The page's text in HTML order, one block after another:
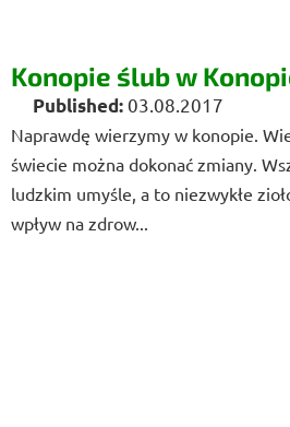
Konopie ślub w
03.08.2017
Naprawdę wierzymy w konopie.
świecie można dokonać zmiany.
ludzkim umyśle, a to niezwykłe
wpływ na zdrow...